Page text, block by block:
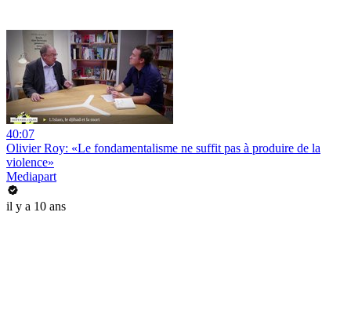
40:07
Olivier Roy: «Le fondamentalisme ne suffit pas à produire de la
violence»
Mediapart
il y a 10 ans